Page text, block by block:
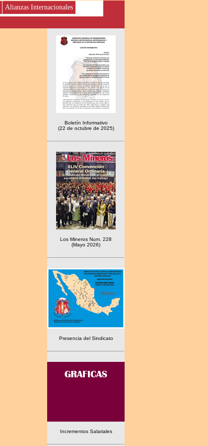
Alianzas Internacionales
Boletín Informativo
(22 de octubre de 2025)
Los Mineros Num. 228
(Mayo 2026)
Presencia del Sindicato
Incrementos Salariales